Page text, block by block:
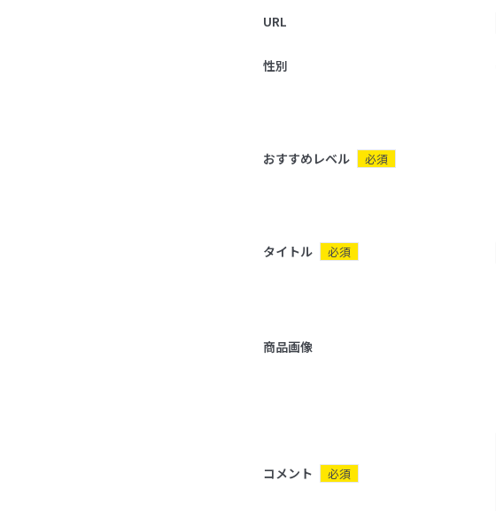
URL
性別
おすすめレベル 必須
タイトル 必須
商品画像
コメント 必須